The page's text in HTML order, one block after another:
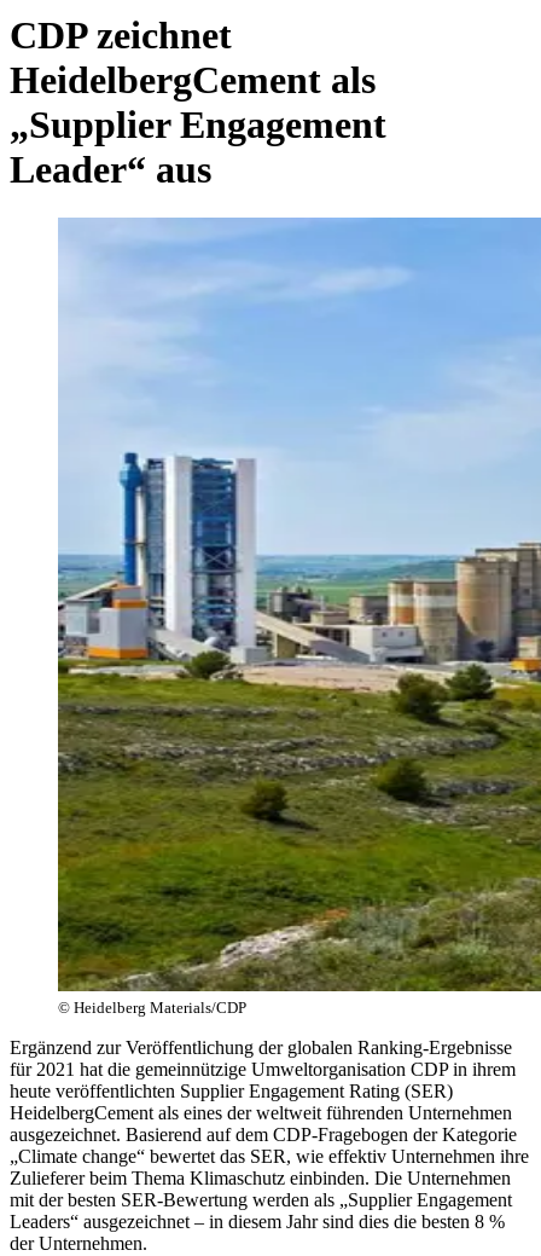
CDP zeichnet
HeidelbergCement als
„Supplier Engagement
Leader“ aus
© Heidelberg Materials/CDP
Ergänzend zur Veröffentlichung der globalen Ranking-Ergebnisse
für 2021 hat die gemeinnützige Umweltorganisation CDP in ihrem
heute veröffentlichten Supplier Engagement Rating (SER)
HeidelbergCement als eines der weltweit führenden Unternehmen
ausgezeichnet. Basierend auf dem CDP-Fragebogen der Kategorie
„Climate change“ bewertet das SER, wie effektiv Unternehmen ihre
Zulieferer beim Thema Klimaschutz einbinden. Die Unternehmen
mit der besten SER-Bewertung werden als „Supplier Engagement
Leaders“ ausgezeichnet – in diesem Jahr sind dies die besten 8 %
der Unternehmen.